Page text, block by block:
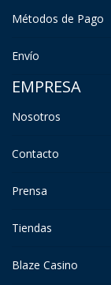
Métodos de Pago
Envío
EMPRESA
Nosotros
Contacto
Prensa
Tiendas
Blaze Casino